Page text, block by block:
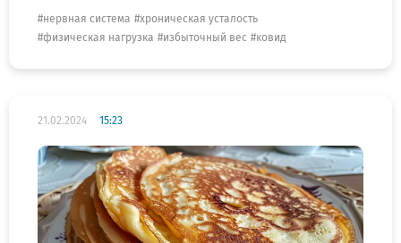
нервная система
хроническая усталость
физическая нагрузка
избыточный вес ковид
21.02.2024 15:23